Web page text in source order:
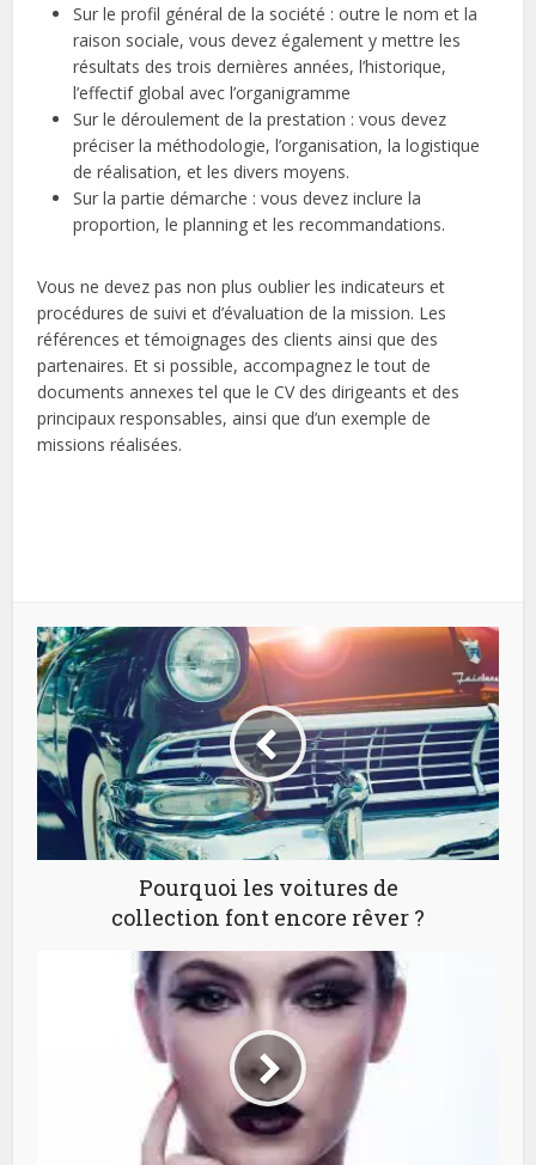
Sur le profil général de la société : outre le nom et la
raison sociale, vous devez également y mettre les
résultats des trois dernières années, l’historique,
l’effectif global avec l’organigramme
Sur le déroulement de la prestation : vous devez
préciser la méthodologie, l’organisation, la logistique
de réalisation, et les divers moyens.
Sur la partie démarche : vous devez inclure la
proportion, le planning et les recommandations.
Vous ne devez pas non plus oublier les indicateurs et
procédures de suivi et d’évaluation de la mission. Les
références et témoignages des clients ainsi que des
partenaires. Et si possible, accompagnez le tout de
documents annexes tel que le CV des dirigeants et des
principaux responsables, ainsi que d’un exemple de
missions réalisées.
Pourquoi les voitures de
collection font encore rêver ?